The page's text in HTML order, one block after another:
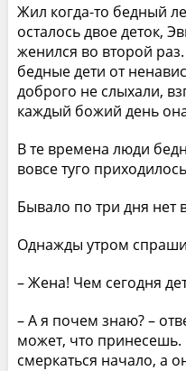
Жил когда-то бедный
осталось двое деток,
женился во второй
бедные дети от
доброго не слыхали,
каждый божий день
В те времена люди
вовсе туго
Бывало по три дня нет
Однажды утром
– Жена! Чем сегодня
– А я почем знаю? –
может, что
смеркаться начало, а